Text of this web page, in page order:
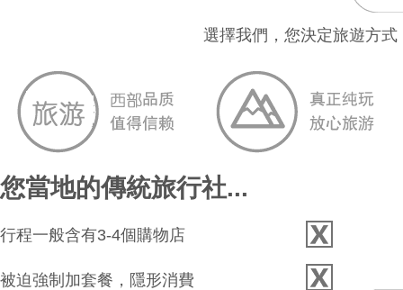
選擇我們，您決定旅遊方
您當地的傳統旅行社...
行程一般含有3-4個購物店
被迫強制加套餐，隱形消費